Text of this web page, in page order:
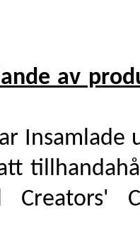
av
Creators'